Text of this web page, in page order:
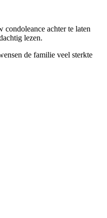
achter te laten
lezen.
de familie veel sterkte